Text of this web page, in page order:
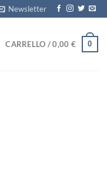
Newsletter
CARRELLO /0,00 € 0